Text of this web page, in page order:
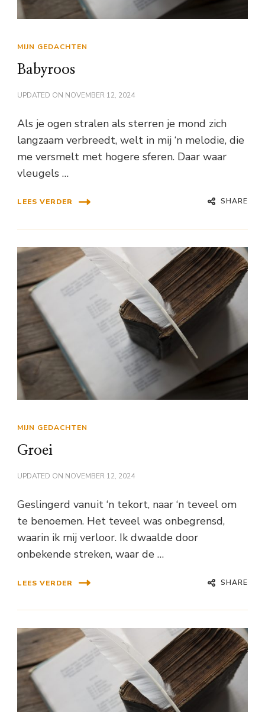
MIJN GEDACHTEN
Babyroos
UPDATED ON NOVEMBER 12, 2024
Als je ogen stralen als sterren je mond zich
langzaam verbreedt, welt in mij ‘n melodie, die
me versmelt met hogere sferen. Daar waar
vleugels …
LEES VERDER SHARE
MIJN GEDACHTEN
Groei
UPDATED ON NOVEMBER 12, 2024
Geslingerd vanuit ‘n tekort, naar ‘n teveel om
te benoemen. Het teveel was onbegrensd,
waarin ik mij verloor. Ik dwaalde door
onbekende streken, waar de …
LEES VERDER SHARE